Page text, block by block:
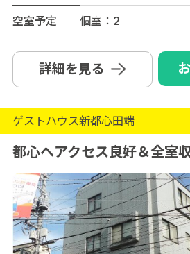
空室予定 個室：2
詳細を見る
ゲストハウス新都心田端
都心へアクセス良好＆全室